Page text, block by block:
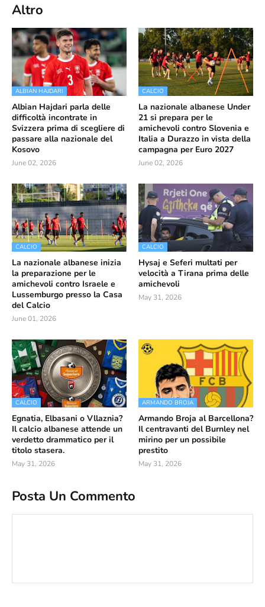
Altro
ALBIAN HAJDARI
Albian Hajdari parla delle
difficoltà incontrate in
Svizzera prima di scegliere di
passare alla nazionale del
Kosovo
June 02, 2026
CALCIO
La nazionale albanese Under
21 si prepara per le
amichevoli contro Slovenia e
Italia a Durazzo in vista della
campagna per Euro 2027
June 02, 2026
CALCIO
La nazionale albanese inizia
la preparazione per le
amichevoli contro Israele e
Lussemburgo presso la Casa
del Calcio
June 01, 2026
CALCIO
Hysaj e Seferi multati per
velocità a Tirana prima delle
amichevoli
May 31, 2026
CALCIO
Egnatia, Elbasani o Vllaznia?
Il calcio albanese attende un
verdetto drammatico per il
titolo stasera.
May 31, 2026
ARMANDO BROJA
Armando Broja al Barcellona?
Il centravanti del Burnley nel
mirino per un possibile
prestito
May 31, 2026
Posta Un Commento